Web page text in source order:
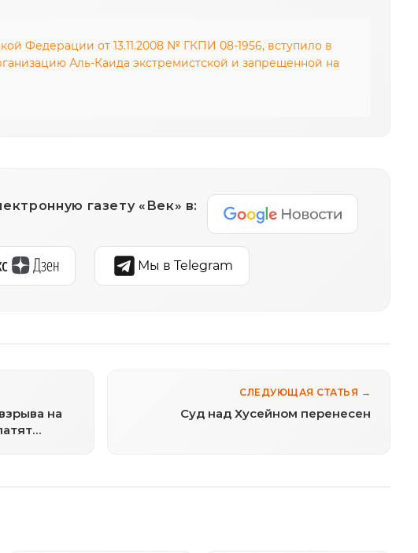
Федерации от 13.11.2008 № ГКПИ 08-1956, вступило в
Аль-Каида экстремистской и запрещенной на
газету «Век» в:
Мы в Telegram
на
СЛЕДУЮЩАЯ СТАТЬЯ →
Суд над Хусейном перенесен